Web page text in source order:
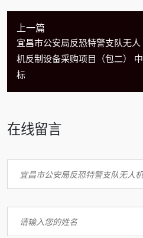
上一篇
宜昌市公安局反恐特警支队无人
机反制设备采购项目（包二） 中
标
在线留言